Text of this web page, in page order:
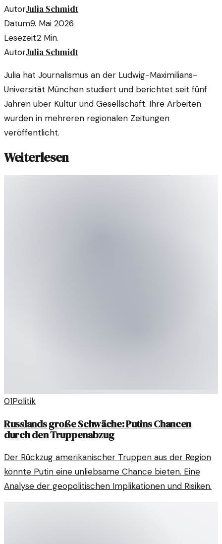
AutorJulia Schmidt
Datum9. Mai 2026
Lesezeit2 Min.
AutorJulia Schmidt
Julia hat Journalismus an der Ludwig-Maximilians-
Universität München studiert und berichtet seit fünf
Jahren über Kultur und Gesellschaft. Ihre Arbeiten
wurden in mehreren regionalen Zeitungen
veröffentlicht.
Weiterlesen
01Politik
Russlands große Schwäche: Putins Chancen
durch den Truppenabzug
Der Rückzug amerikanischer Truppen aus der Region
könnte Putin eine unliebsame Chance bieten. Eine
Analyse der geopolitischen Implikationen und Risiken.